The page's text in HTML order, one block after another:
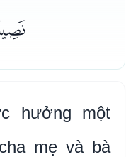
hưởng một
mẹ và bà